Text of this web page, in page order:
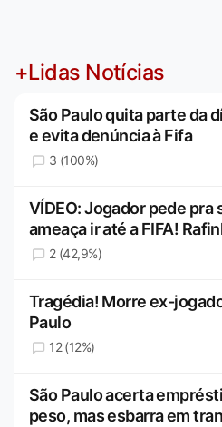
+Lidas Notícias
São Paulo quita parte da
e evita denúncia à Fifa
3 (100%)
VÍDEO: Jogador pede pra
ameaça ir até a FIFA!
2 (42,9%)
Tragédia! Morre ex-
Paulo
12 (12%)
São Paulo acerta
peso, mas esbarra em